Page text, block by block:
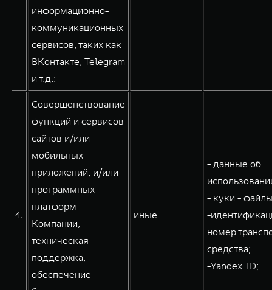
информационно-
коммуникационных
сервисов, таких как
ВКонтакте, Telegram
и т.д.:
4.
Совершенствование
функций и сервисов
сайтов и/или
мобильных
приложений, и/или
программных
платформ
Компании,
техническая
поддержка,
обеспечение
иные
- данные об
- куки -
-
номер
средства;
-Yandex ID;